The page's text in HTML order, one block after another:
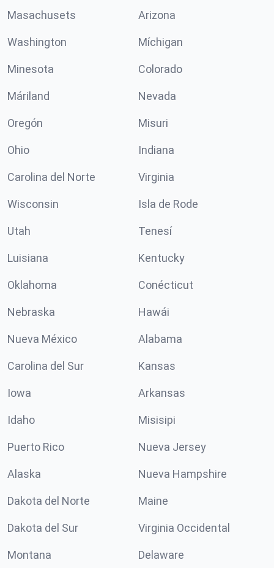
Masachusets Arizona
Washington Míchigan
Minesota Colorado
Máriland Nevada
Oregón Misuri
Ohio Indiana
Carolina del Norte Virginia
Wisconsin Isla de Rode
Utah Tenesí
Luisiana Kentucky
Oklahoma Conécticut
Nebraska Hawái
Nueva México Alabama
Carolina del Sur Kansas
Iowa Arkansas
Idaho Misisipi
Puerto Rico Nueva Jersey
Alaska Nueva Hampshire
Dakota del Norte Maine
Dakota del Sur Virginia Occidental
Montana Delaware